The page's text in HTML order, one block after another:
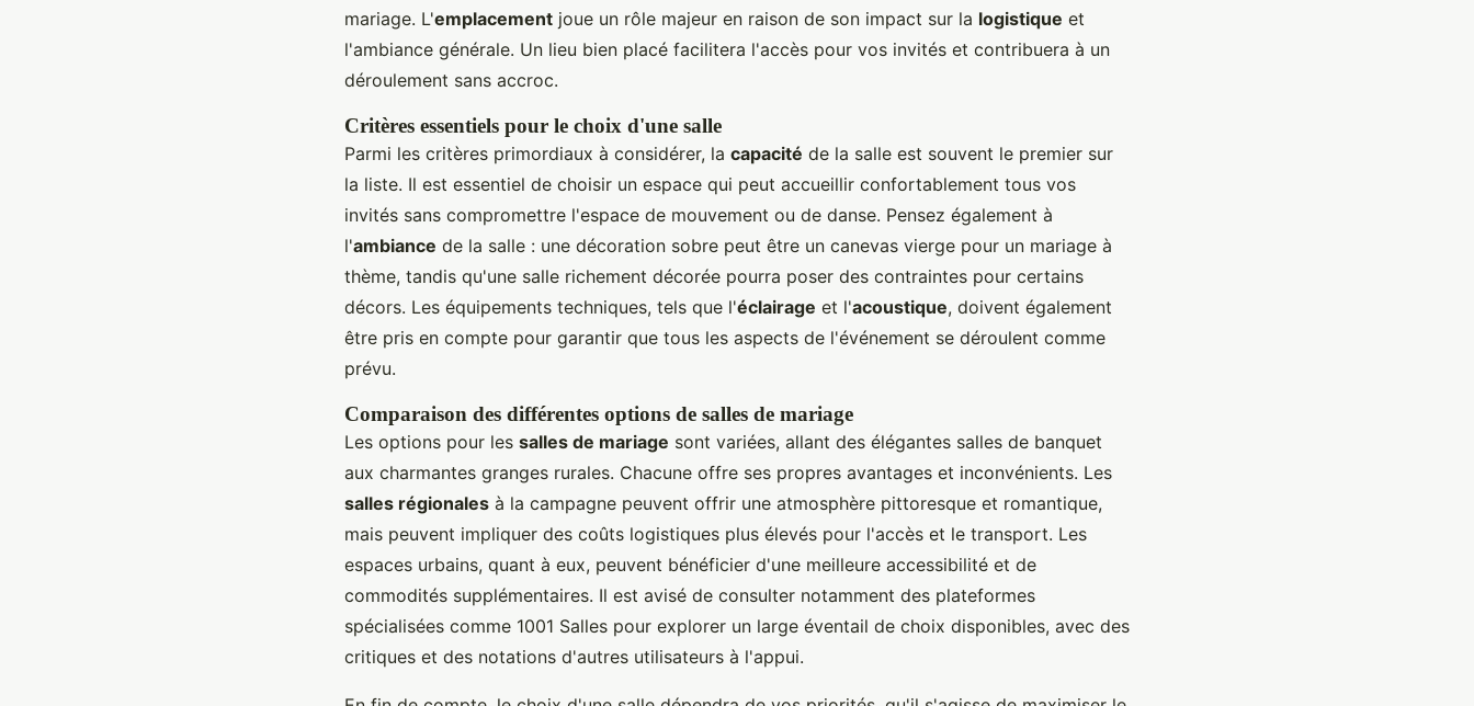
mariage. L'emplacement joue un rôle majeur en raison de son impact sur la logistique et
l'ambiance générale. Un lieu bien placé facilitera l'accès pour vos invités et contribuera à un
déroulement sans accroc.
Critères essentiels pour le choix d'une salle
Parmi les critères primordiaux à considérer, la capacité de la salle est souvent le premier sur
la liste. Il est essentiel de choisir un espace qui peut accueillir confortablement tous vos
invités sans compromettre l'espace de mouvement ou de danse. Pensez également à
l'ambiance de la salle : une décoration sobre peut être un canevas vierge pour un mariage à
thème, tandis qu'une salle richement décorée pourra poser des contraintes pour certains
décors. Les équipements techniques, tels que l'éclairage et l'acoustique, doivent également
être pris en compte pour garantir que tous les aspects de l'événement se déroulent comme
prévu.
Comparaison des différentes options de salles de mariage
Les options pour les salles de mariage sont variées, allant des élégantes salles de banquet
aux charmantes granges rurales. Chacune offre ses propres avantages et inconvénients. Les
salles régionales à la campagne peuvent offrir une atmosphère pittoresque et romantique,
mais peuvent impliquer des coûts logistiques plus élevés pour l'accès et le transport. Les
espaces urbains, quant à eux, peuvent bénéficier d'une meilleure accessibilité et de
commodités supplémentaires. Il est avisé de consulter notamment des plateformes
spécialisées comme 1001 Salles pour explorer un large éventail de choix disponibles, avec des
critiques et des notations d'autres utilisateurs à l'appui.